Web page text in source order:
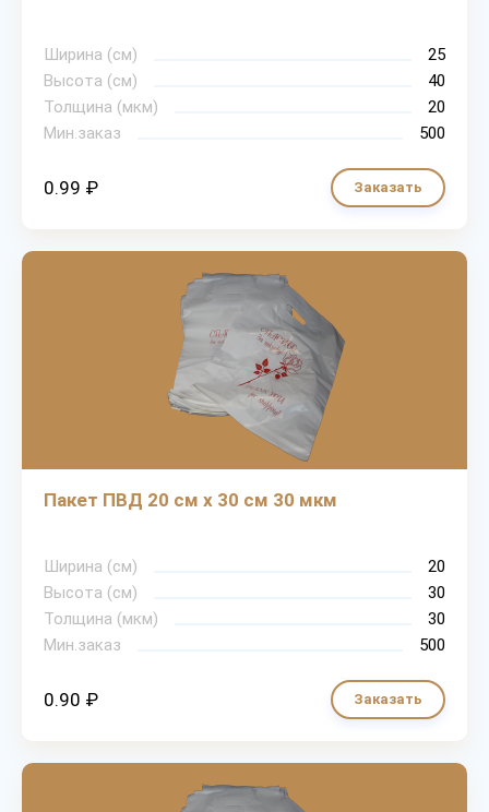
Ширина (см)
25
Высота (см)
40
Толщина (мкм)
20
Мин.заказ
500
0.99 ₽ Заказать
Пакет ПВД 20 см х 30 см 30 мкм
Ширина (см)
20
Высота (см)
30
Толщина (мкм)
30
Мин.заказ
500
0.90 ₽ Заказать